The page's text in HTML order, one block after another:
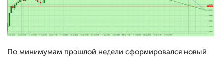
По минимумам прошлой недели сформировался новый